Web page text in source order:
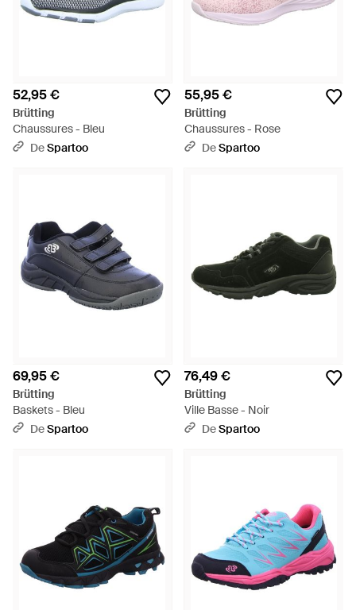
52,95 €
Brütting
Chaussures - Bleu
DeSpartoo
55,95 €
Brütting
Chaussures - Rose
DeSpartoo
69,95 €
Brütting
Baskets - Bleu
DeSpartoo
76,49 €
Brütting
Ville Basse - Noir
DeSpartoo